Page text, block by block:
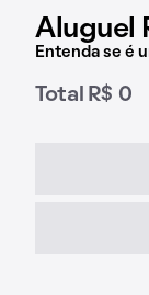
Aluguel
Entenda se é
Total R$ 0